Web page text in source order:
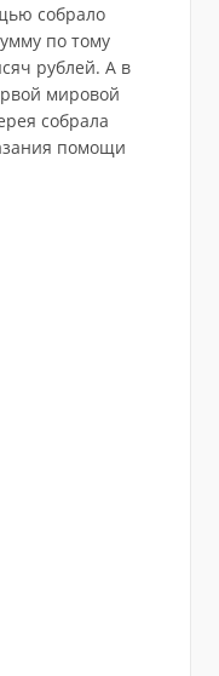
собрало
по тому
рублей. А в
мировой
собрала
помощи